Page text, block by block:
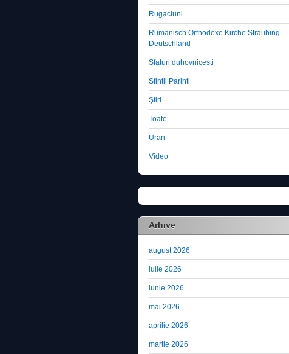
Rugaciuni
Rumänisch Orthodoxe Kirche Straubing
Deutschland
Sfaturi duhovnicesti
Sfintii Parinti
Ştiri
Toate
Urari
Video
Arhive
august 2026
iulie 2026
iunie 2026
mai 2026
aprilie 2026
martie 2026